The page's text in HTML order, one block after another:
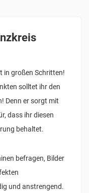
in großen Schritten!
solltet ihr den
Denn er sorgt mit
dass ihr diesen
behaltet.
befragen, Bilder
und anstrengend.